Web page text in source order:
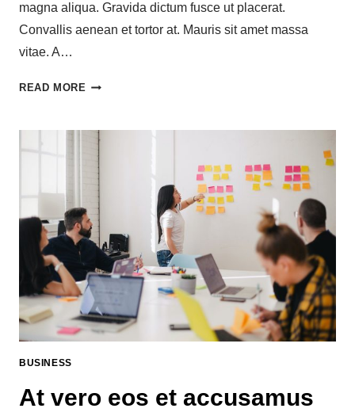
magna aliqua. Gravida dictum fusce ut placerat.
Convallis aenean et tortor at. Mauris sit amet massa
vitae. A…
READ MORE
BUSINESS
At vero eos et accusamus